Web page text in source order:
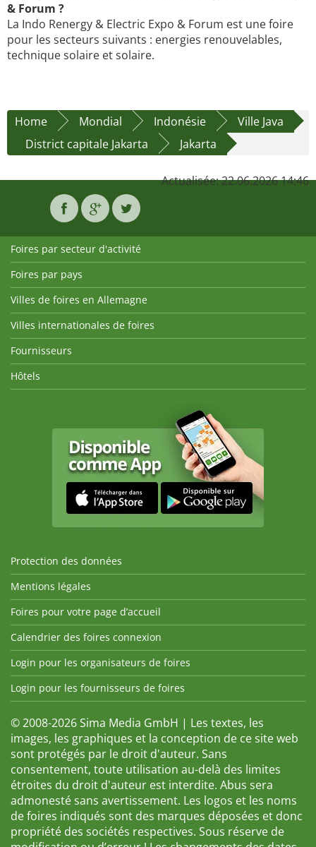
& Forum ?
La Indo Renergy & Electric Expo & Forum est une foire
pour les secteurs suivants : energies renouvelables,
technique solaire et solaire.
Home Mondial Indonésie
Ville Java
District capitale Jakarta
Jakarta
Actualisée: 22.06.2026 14:46
Foires par secteur d'activité
Foires par pays
Villes de foires en Allemagne
Villes internationales de foires
Fournisseurs
Hôtels
Protection des données
Mentions légales
Foires pour votre page d’accueil
Calendrier des foires connexion
Login pour les organisateurs de foires
Login pour les fournisseurs de foires
© 2008-2026 Sima Media GmbH | Les textes, les
images, les graphiques et la conception de ce site web
sont protégés par le droit d'auteur. Sans
consentement, toute utilisation au-delà des limites
étroites du droit d'auteur est interdite. Abus sera
admonesté sans avertissement. Les logos et les noms
de foires indiqués sont des marques déposées et donc
propriété des sociétés respectives. Sous réserve de